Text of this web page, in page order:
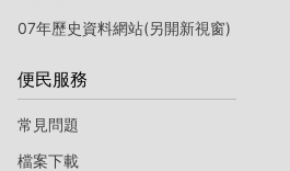
07年歷史資料網站(另開新視窗)
便民服務
常見問題
檔案下載